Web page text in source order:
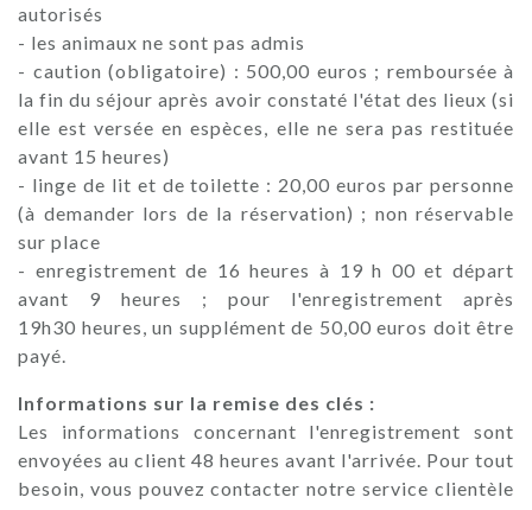
autorisés
- les animaux ne sont pas admis
- caution (obligatoire) : 500,00 euros ; remboursée à
la fin du séjour après avoir constaté l'état des lieux (si
elle est versée en espèces, elle ne sera pas restituée
avant 15 heures)
- linge de lit et de toilette : 20,00 euros par personne
(à demander lors de la réservation) ; non réservable
sur place
- enregistrement de 16 heures à 19 h 00 et départ
avant 9 heures ; pour l'enregistrement après
19h30 heures, un supplément de 50,00 euros doit être
payé.
Informations sur la remise des clés :
Les informations concernant l'enregistrement sont
envoyées au client 48 heures avant l'arrivée. Pour tout
besoin, vous pouvez contacter notre service clientèle